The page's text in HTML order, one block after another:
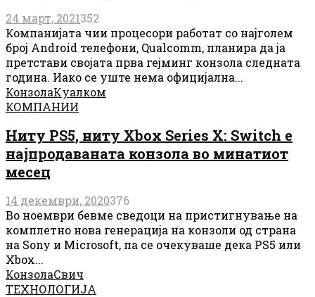
24 март, 2021352
Компанијата чии процесори работат со најголем
број Android телефони, Qualcomm, планира да ја
претстави својата прва гејминг конзола следната
година. Иако се уште нема официјална...
КонзолаКуалком
КОМПАНИИ
Ниту PS5, ниту Xbox Series X: Switch е
најпродаваната конзола во минатиот
месец
14 декември, 2020376
Во ноември бевме сведоци на пристигнување на
комплетно нова генерација на конзоли од страна
на Sony и Microsoft, па се очекуваше дека PS5 или
Xbox...
КонзолаСвич
ТЕХНОЛОГИЈА